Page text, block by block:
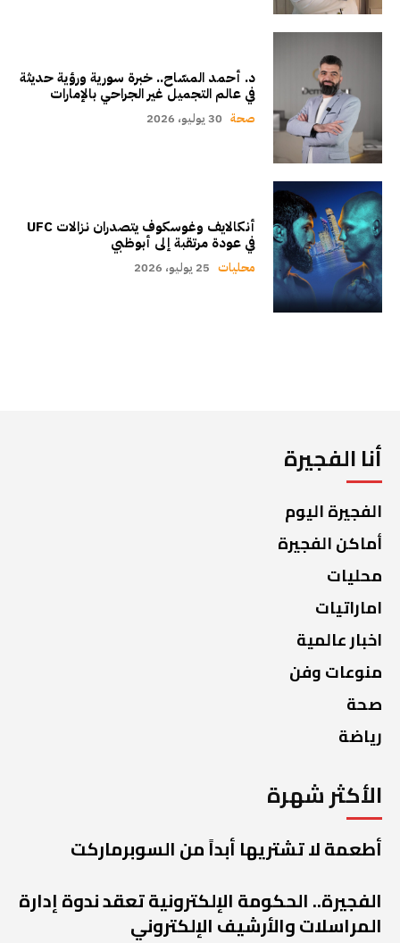
د. أحمد المسّاح.. خبرة سورية ورؤية حديثة
في عالم التجميل غير الجراحي بالإمارات
صحة 30 يوليو، 2026
أنكالايف وغوسكوف يتصدران نزالات UFC
في عودة مرتقبة إلى أبوظبي
محليات 25 يوليو، 2026
أنا الفجيرة
الفجيرة اليوم
أماكن الفجيرة
محليات
اماراتيات
اخبار عالمية
منوعات وفن
صحة
رياضة
الأكثر شهرة
أطعمة لا تشتريها أبداً من السوبرماركت
الفجيرة.. الحكومة الإلكترونية تعقد ندوة إدارة
المراسلات والأرشيف الإلكتروني